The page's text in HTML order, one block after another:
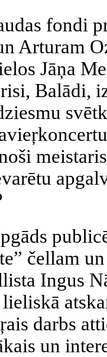
fondi
Arturam
Jāņa
Balādi,
čellam
Ingus
darbs
un